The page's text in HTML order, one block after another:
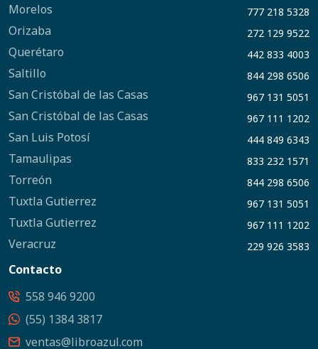
Morelos 777 218 5328
Orizaba 272 129 9522
Querétaro 442 833 4003
Saltillo 844 298 6506
San Cristóbal de las Casas 967 131 5051
San Cristóbal de las Casas 967 111 1202
San Luis Potosí 444 849 6343
Tamaulipas 833 232 1571
Torreón 844 298 6506
Tuxtla Gutierrez 967 131 5051
Tuxtla Gutierrez 967 111 1202
Veracruz 229 926 3583
Contacto
558 946 9200
(55) 1384 3817
ventas@libroazul.com